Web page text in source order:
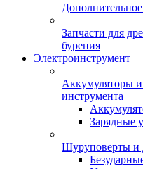
Запчасти для
бурения
Электроинструмент
Аккумуляторы и
инструмента
Зарядные
Шуруповерты и